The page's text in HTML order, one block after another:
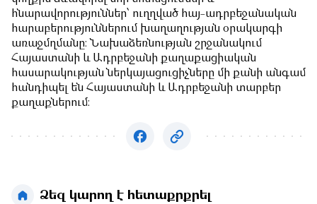
հնարավորություններ՝ ուղղված հայ-ադրբեջանական
հարաբերություններում խաղաղության օրակարգի
առաջմղմանը։ Նախաձեռնության շրջանակում
Հայաստանի և Ադրբեջանի քաղաքացիական
հասարակության ներկայացուցիչները մի քանի անգամ
հանդիպել են Հայաստանի և Ադրբեջանի տարբեր
քաղաքներում։
Ձեզ կարող է հետաքրքրել